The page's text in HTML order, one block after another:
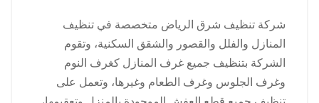
شركة تنظيف شرق الرياض متخصصة في تنظيف
المنازل والفلل والقصور والشقق السكنية، وتقوم
الشركة بتنظيف جميع غرف المنازل كغرف النوم
وغرف الجلوس وغرف الطعام وغيرها، وتعمل على